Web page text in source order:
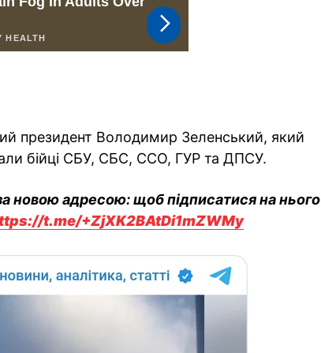
президент Володимир Зеленський, який
бійці СБУ, СБС, ССО, ГУР та ДПСУ.
новою адресою: щоб підписатися на нього
t.me/+ZjXK2BAtDi1mZWMy